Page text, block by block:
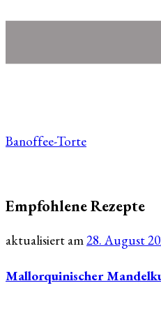
Banoffee-Torte
Empfohlene Rezepte
aktualisiert am28. August
Mallorquinischer